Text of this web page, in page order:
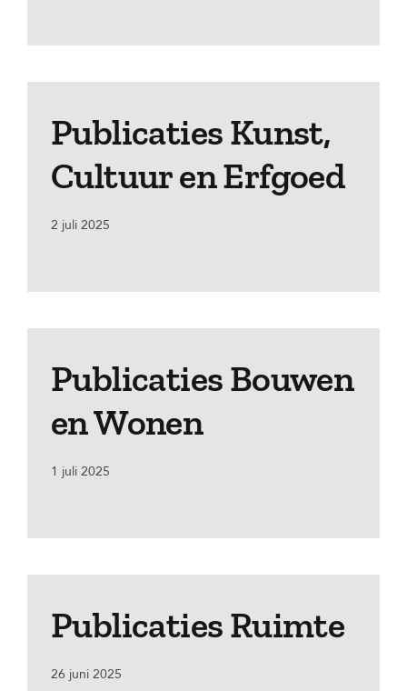
Publicaties Kunst,
Cultuur en Erfgoed
2 juli 2025
Publicaties Bouwen
en Wonen
1 juli 2025
Publicaties Ruimte
26 juni 2025